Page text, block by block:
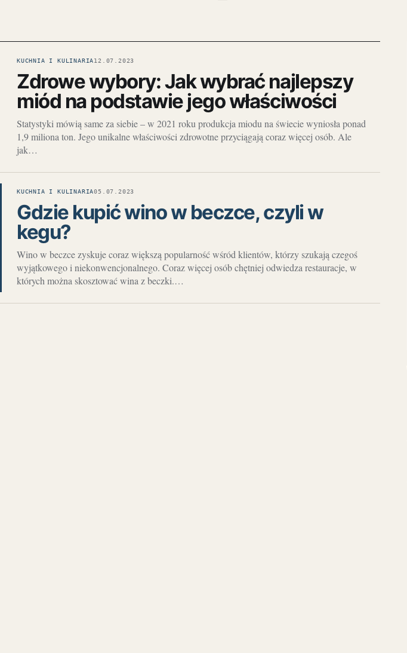
KUCHNIA I KULINARIA12.07.2023
Zdrowe wybory: Jak wybrać najlepszy
miód na podstawie jego właściwości
Statystyki mówią same za siebie – w 2021 roku produkcja miodu na świecie wyniosła ponad
1,9 miliona ton. Jego unikalne właściwości zdrowotne przyciągają coraz więcej osób. Ale
jak…
KUCHNIA I KULINARIA05.07.2023
Gdzie kupić wino w beczce, czyli w
kegu?
Wino w beczce zyskuje coraz większą popularność wśród klientów, którzy szukają czegoś
wyjątkowego i niekonwencjonalnego. Coraz więcej osób chętniej odwiedza restauracje, w
których można skosztować wina z beczki.…